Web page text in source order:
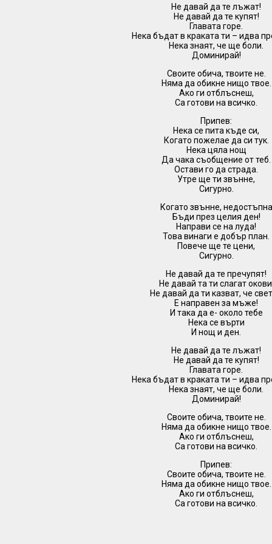
Не давай да те лъжат!
Не давай да те купят!
Главата горе.
Нека бъдат в краката ти – идва
Нека знаят, че ще боли.
Доминирай!
Своите обича, твоите не.
Няма да обикне нищо твое.
Ако ги отблъснеш,
Са готови на всичко.
Припев:
Нека се пита къде си,
Когато пожелае да си тук.
Нека цяла нощ
Да чака съобщение от теб.
Остави го да страда.
Утре ще ти звънне,
Сигурно.
Когато звънне, недостъпна
Бъди през целия ден!
Направи се на луда!
Това винаги е добър план.
Повече ще те цени,
Сигурно.
Не давай да те пречупят!
Не давай та ти слагат
Не давай да ти казват, че
Е направен за мъже!
И така да е- около тебе
Нека се върти
И нощ и ден.
Не давай да те лъжат!
Не давай да те купят!
Главата горе.
Нека бъдат в краката ти – идва
Нека знаят, че ще боли.
Доминирай!
Своите обича, твоите не.
Няма да обикне нищо твое.
Ако ги отблъснеш,
Са готови на всичко.
Припев:
Своите обича, твоите не.
Няма да обикне нищо твое.
Ако ги отблъснеш,
Са готови на всичко.